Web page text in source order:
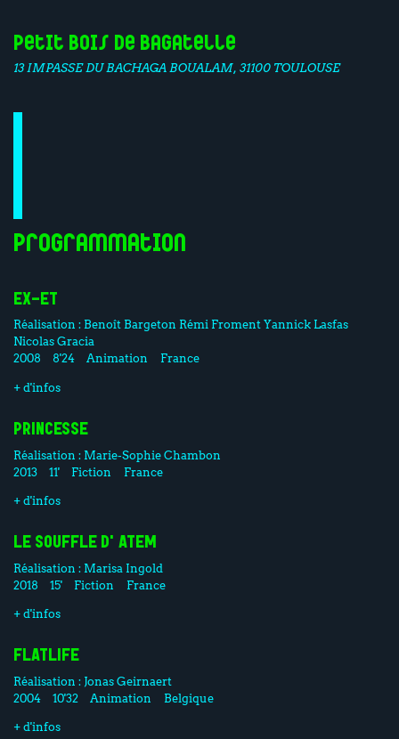
Petit Bois de Bagatelle
13 IMPASSE DU BACHAGA BOUALAM, 31100 TOULOUSE
Programmation
EX-ET
Réalisation : Benoît Bargeton Rémi FromentYannick Lasfas
Nicolas Gracia
2008
8'24 Animation France
+ d'infos
PRINCESSE
Réalisation : Marie-Sophie Chambon
2013
11' Fiction France
+ d'infos
LE SOUFFLE D'ATEM
Réalisation : Marisa Ingold
2018
15' Fiction France
+ d'infos
FLATLIFE
Réalisation : Jonas Geirnaert
2004
10'32 Animation Belgique
+ d'infos